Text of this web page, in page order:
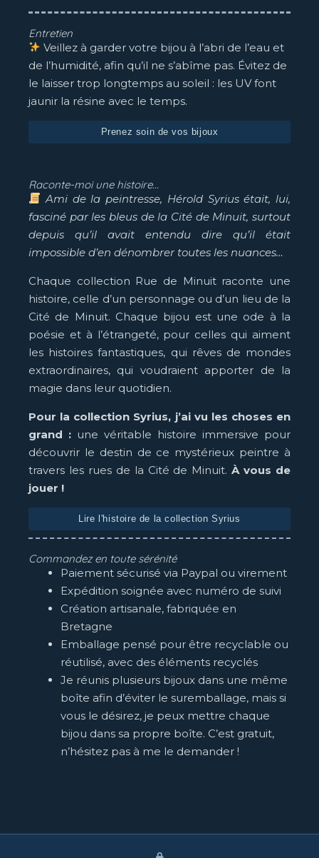
Entretien
Veillez à garder votre bijou à l’abri de l’eau et
de l’humidité, afin qu’il ne s’abîme pas. Évitez de
le laisser trop longtemps au soleil : les UV font
jaunir la résine avec le temps.
Prenez soin de vos bijoux
Raconte-moi une histoire...
Ami de la peintresse, Hérold Syrius était, lui,
fasciné par les bleus de la Cité de Minuit, surtout
depuis qu’il avait entendu dire qu’il était
impossible d’en dénombrer toutes les nuances…
Chaque collection Rue de Minuit raconte une
histoire, celle d’un personnage ou d’un lieu de la
Cité de Minuit. Chaque bijou est une ode à la
poésie et à l’étrangeté, pour celles qui aiment
les histoires fantastiques, qui rêves de mondes
extraordinaires, qui voudraient apporter de la
magie dans leur quotidien.
Pour la collection Syrius, j’ai vu les choses en
grand : une véritable histoire immersive pour
découvrir le destin de ce mystérieux peintre à
travers les rues de la Cité de Minuit. À vous de
jouer !
Lire l'histoire de la collection Syrius
Commandez en toute sérénité
Paiement sécurisé via Paypal ou virement
Expédition soignée avec numéro de suivi
Création artisanale, fabriquée en
Bretagne
Emballage pensé pour être recyclable ou
réutilisé, avec des éléments recyclés
Je réunis plusieurs bijoux dans une même
boîte afin d’éviter le suremballage, mais si
vous le désirez, je peux mettre chaque
bijou dans sa propre boîte. C’est gratuit,
n’hésitez pas à me le demander !